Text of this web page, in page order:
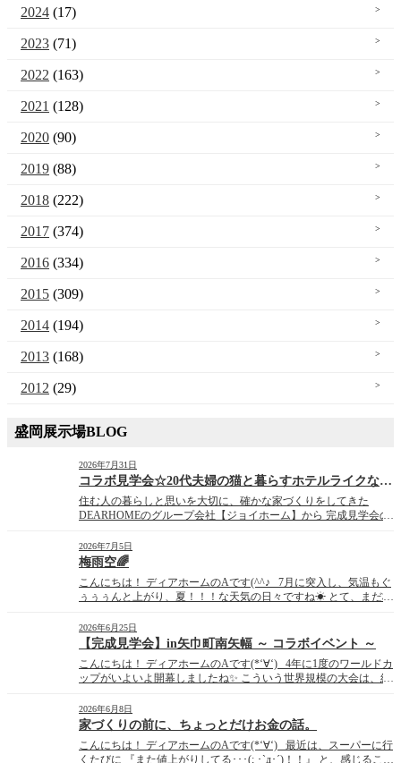
2024 (17)
2023 (71)
2022 (163)
2021 (128)
2020 (90)
2019 (88)
2018 (222)
2017 (374)
2016 (334)
2015 (309)
2014 (194)
2013 (168)
2012 (29)
盛岡展示場BLOG
2026年7月31日
コラボ見学会☆20代夫婦の猫と暮らすホテルライクな家☆
住む人の暮らしと思いを大切に、確かな家づくりをしてきた
DEARHOMEのグループ会社【ジョイホーム】から 完成見学会の
～* ～*～*～*～*～*～*～*～*～*～*～*～*～*～*～* 20 […]
2026年7月5日
梅雨空🌈
こんにちは！ ディアホームのAです(^^♪ 7月に突入し、気温もぐ
ぅぅぅんと上がり、夏！！！な天気の日々ですね☀ とて、まだ梅
て天気が･･･( ﾟДﾟ)！！ みたいな日もありますよね･･･。 ただ、
梅雨時期の晴れ間の […]
2026年6月25日
【完成見学会】in矢巾町南矢幅 ～ コラボイベント ～
こんにちは！ ディアホームのAです(*‘∀‘) 4年に1度のワールドカ
ップがいよいよ開幕しましたね✨ こういう世界規模の大会は、結
のスウェーデン戦！！！ チュニジア戦の勢いのまま、決勝トーナ
メントまで進んで欲しい所です！！！ &nb […]
2026年6月8日
家づくりの前に、ちょっとだけお金の話。
こんにちは！ ディアホームのAです(*‘∀‘) 最近は、スーパーに行
くたびに 『また値上がりしてる･･･(; ･`д･´)！！』 と、感じること